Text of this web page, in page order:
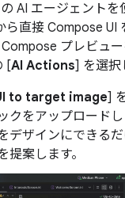
AI エージェントを
ら直接 Compose UI
プレビュー
[AI Actions] を選択
to target image]
クをアップロード
デザインにできる
提案します。